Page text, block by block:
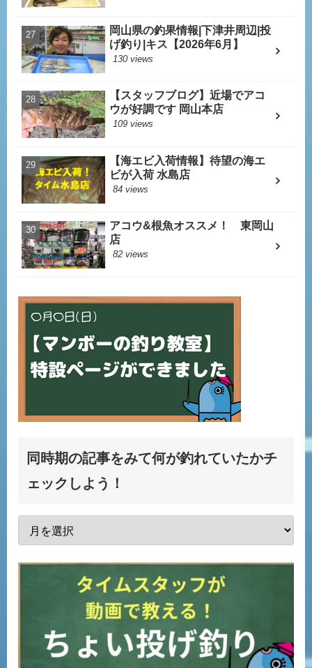
岡山県の釣果情報|下津井周辺|投
げ釣り|キス【2026年6月】
130 views
【スタッフブログ】近場でアコ
ウが好調です 岡山本店
109 views
【海エビ入荷情報】待望の海エ
ビが入荷 水島店
84 views
アコウ&根魚オススメ！ 東岡山
店
82 views
同時期の記事をみて何が釣れていたかチ
ェックしよう！